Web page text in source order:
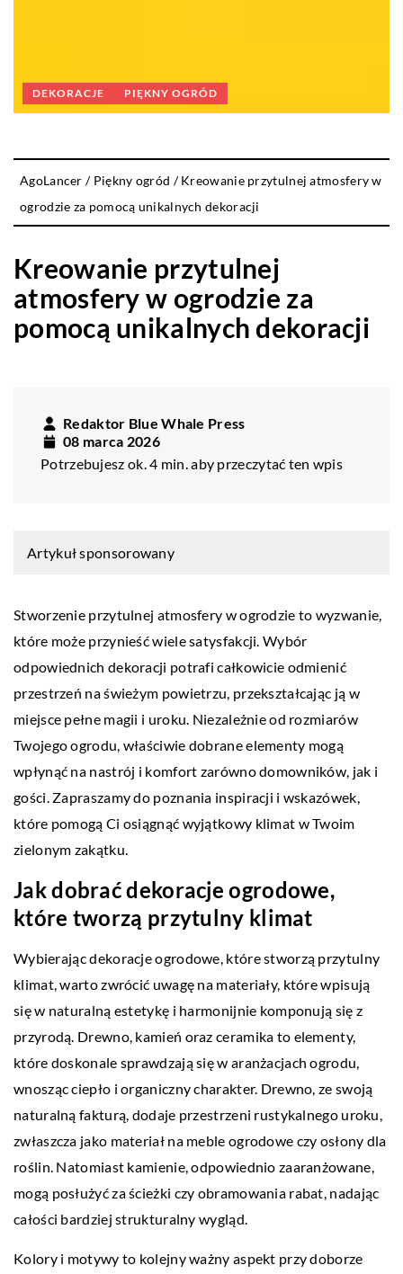
DEKORACJE PIĘKNY OGRÓD
AgoLancer / Piękny ogród /Kreowanie przytulnej atmosfery w
ogrodzie za pomocą unikalnych dekoracji
Kreowanie przytulnej
atmosfery w ogrodzie za
pomocą unikalnych dekoracji
Redaktor Blue Whale Press
08 marca 2026
Potrzebujesz ok. 4 min. aby przeczytać ten wpis
Artykuł sponsorowany
Stworzenie przytulnej atmosfery w ogrodzie to wyzwanie,
które może przynieść wiele satysfakcji. Wybór
odpowiednich dekoracji potrafi całkowicie odmienić
przestrzeń na świeżym powietrzu, przekształcając ją w
miejsce pełne magii i uroku. Niezależnie od rozmiarów
Twojego ogrodu, właściwie dobrane elementy mogą
wpłynąć na nastrój i komfort zarówno domowników, jak i
gości. Zapraszamy do poznania inspiracji i wskazówek,
które pomogą Ci osiągnąć wyjątkowy klimat w Twoim
zielonym zakątku.
Jak dobrać dekoracje ogrodowe,
które tworzą przytulny klimat
Wybierając dekoracje ogrodowe, które stworzą przytulny
klimat, warto zwrócić uwagę na materiały, które wpisują
się w naturalną estetykę i harmonijnie komponują się z
przyrodą. Drewno, kamień oraz ceramika to elementy,
które doskonale sprawdzają się w aranżacjach ogrodu,
wnosząc ciepło i organiczny charakter. Drewno, ze swoją
naturalną fakturą, dodaje przestrzeni rustykalnego uroku,
zwłaszcza jako materiał na meble ogrodowe czy osłony dla
roślin. Natomiast kamienie, odpowiednio zaaranżowane,
mogą posłużyć za ścieżki czy obramowania rabat, nadając
całości bardziej strukturalny wygląd.
Kolory i motywy to kolejny ważny aspekt przy doborze